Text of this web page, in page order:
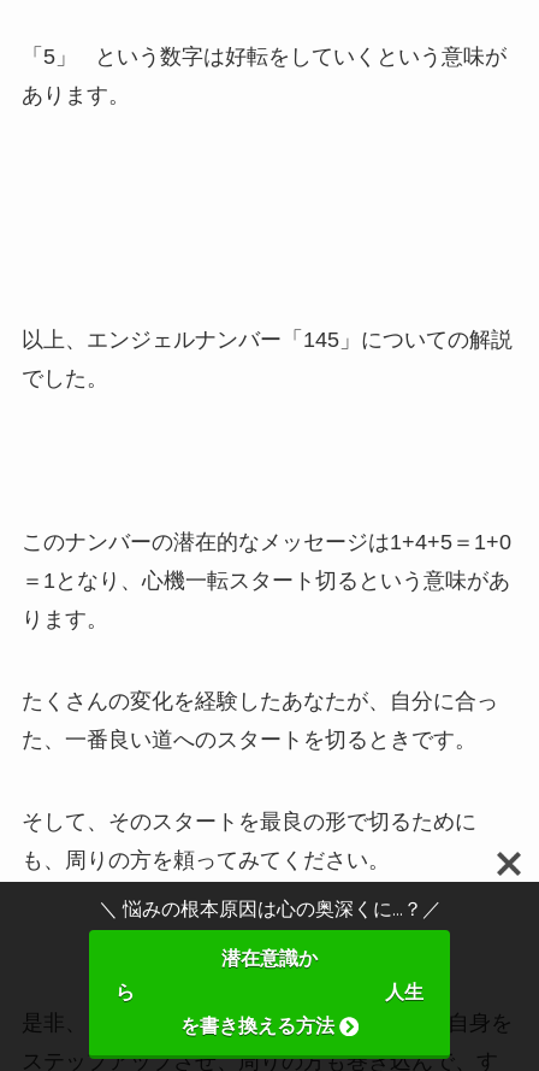
「5」 という数字は好転をしていくという意味が
あります。
以上、エンジェルナンバー「145」についての解説
でした。
このナンバーの潜在的なメッセージは1+4+5＝1+0
＝1となり、心機一転スタート切るという意味があ
ります。
たくさんの変化を経験したあなたが、自分に合っ
た、一番良い道へのスタートを切るときです。
そして、そのスタートを最良の形で切るために
も、周りの方を頼ってみてください。
是非、この「145」というナンバーであなた自身を
ステップアップさせ、周りの方も巻き込んで、す
＼ 悩みの根本原因は心の奥深くに...？／
潜在意識か
ら 人生
を書き換える方法